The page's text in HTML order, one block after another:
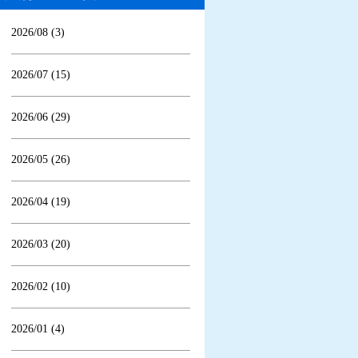
2026/08 (3)
2026/07 (15)
2026/06 (29)
2026/05 (26)
2026/04 (19)
2026/03 (20)
2026/02 (10)
2026/01 (4)